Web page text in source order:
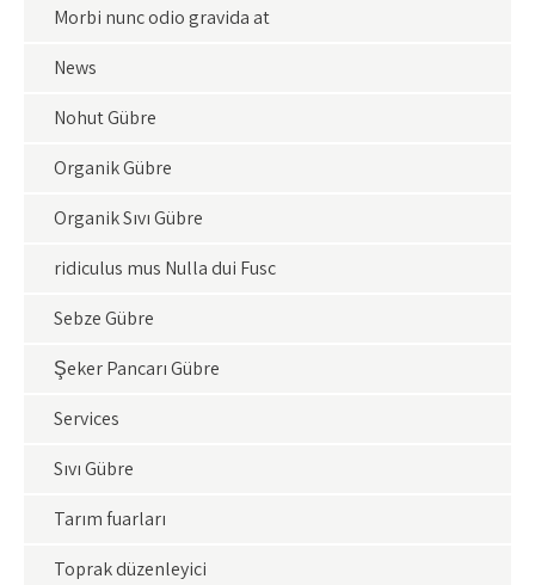
Morbi nunc odio gravida at
News
Nohut Gübre
Organik Gübre
Organik Sıvı Gübre
ridiculus mus Nulla dui Fusc
Sebze Gübre
Şeker Pancarı Gübre
Services
Sıvı Gübre
Tarım fuarları
Toprak düzenleyici